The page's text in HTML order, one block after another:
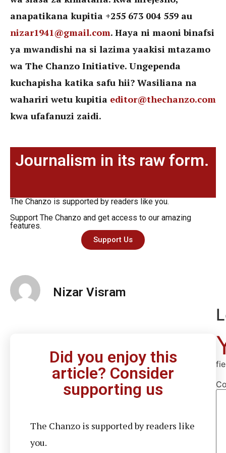
anapatikana kupitia +255 673 004 559 au
nizar1941@gmail.com. Haya ni maoni binafsi
ya mwandishi na si lazima yaakisi mtazamo
wa The Chanzo Initiative. Ungependa
kuchapisha katika safu hii? Wasiliana na
wahariri wetu kupitia editor@thechanzo.com
kwa ufafanuzi zaidi.
Journalism in its raw form.
The Chanzo is supported by readers like you.
Support The Chanzo and get access to our amazing
features.
Support Us
Nizar Visram
Did you enjoy this
article? Consider
supporting us
The Chanzo is supported by readers like
you.